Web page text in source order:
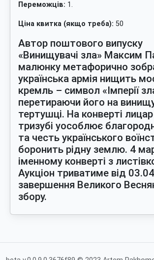
Переможців: 1.
Ціна квитка (якщо треба): 50
Автор поштового випуску
«Винищувачі зла» Максим
малюнку метафорично
українська армія нищить
кремль – символ «Імперії
перетираючи його на
тертушці. На конверті
тризубі уособлює
та честь українського
боронить рідну землю. 4
іменному конверті з
Аукціон триватиме від
завершення Великого
збору.